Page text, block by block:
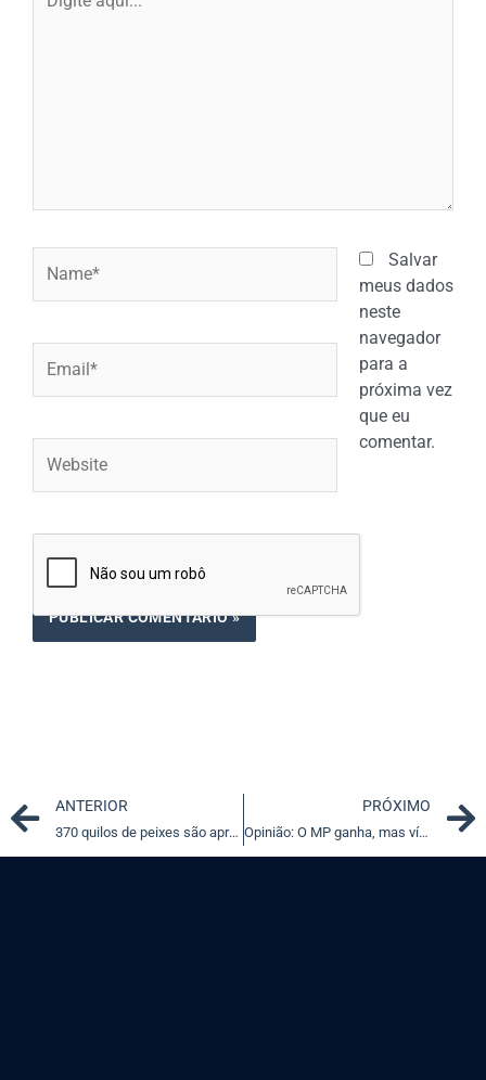
aqui...
Salvar
meus dados
neste
navegador
para a
próxima vez
que eu
comentar.
Prev
ANTERIOR
370 quilos de peixes são apreendidos na Paraíba
PRÓXIMO
Opinião: O MP ganha, mas vítimas não levam